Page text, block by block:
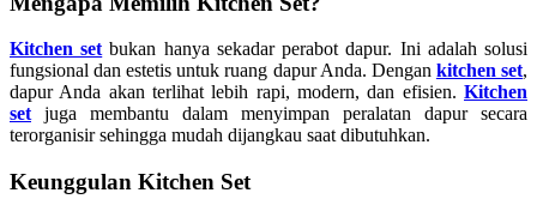
Kitchen set bukan hanya sekadar perabot dapur. Ini adalah solusi
fungsional dan estetis untuk ruang dapur Anda. Dengan kitchen set,
dapur Anda akan terlihat lebih rapi, modern, dan efisien. Kitchen
set juga membantu dalam menyimpan peralatan dapur secara
terorganisir sehingga mudah dijangkau saat dibutuhkan.
Keunggulan Kitchen Set